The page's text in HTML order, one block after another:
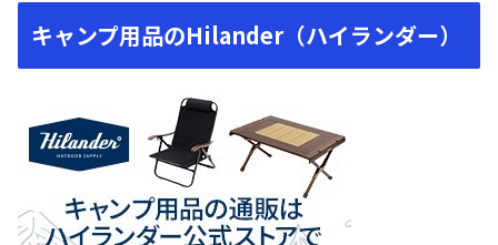
キャンプ用品のHilander（ハイランダー）